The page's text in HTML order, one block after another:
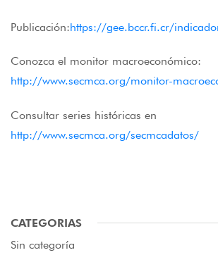
Publicación:https://gee.bccr.fi.cr/
Conozca el monitor macroeconómico:
http://www.secmca.org/monitor-
Consultar series históricas en
http://www.secmca.org/secmcadatos/
CATEGORIAS
Sin categoría